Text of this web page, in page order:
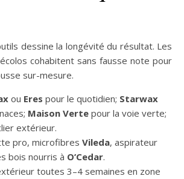
dessine la longévité du résultat. Les
cohabitent sans fausse note pour
sur-mesure.
ou Eres pour le quotidien; Starwax
Maison Verte pour la voie verte;
extérieur.
pro, microfibres Vileda, aspirateur
bois nourris à O’Cedar.
toutes 3–4 semaines en zone